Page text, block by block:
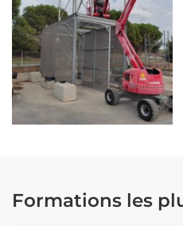
Formations les